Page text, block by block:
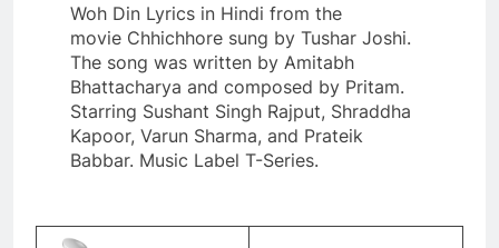
Woh Din Lyrics in Hindi from the
movie Chhichhore sung by Tushar Joshi.
The song was written by Amitabh
Bhattacharya and composed by Pritam.
Starring Sushant Singh Rajput, Shraddha
Kapoor, Varun Sharma, and Prateik
Babbar. Music Label T-Series.